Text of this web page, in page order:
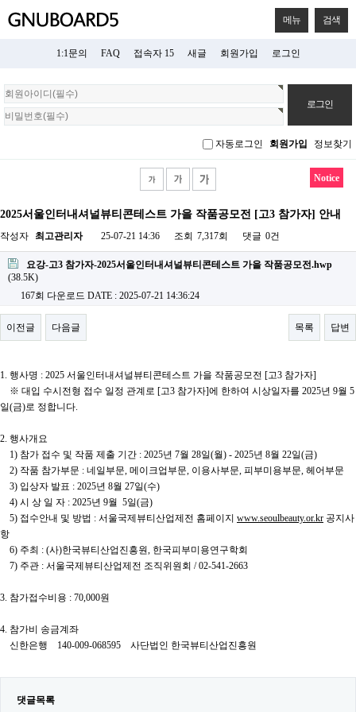
메뉴 검색
1:1문의 FAQ 접속자 15 새글 회원가입 로그인
회
원
로
자동로그인 회원가입 정보찾기
Notice
2025서울인터내셔널뷰티콘테스트 가을 작품공모전 [고3 참가자] 안내
작성자 최고관리자 25-07-21 14:36 조회 7,317회 댓글 0건
요강-고3 참가자-2025서울인터내셔널뷰티콘테스트 가을 작품공모전.hwp
(38.5K)
167회 다운로드 DATE : 2025-07-21 14:36:24
이전글 다음글 목록 답변
1. 행사명 : 2025 서울인터내셔널뷰티콘테스트 가을 작품공모전 [고3 참가자]
※ 대입 수시전형 접수 일정 관계로 [고3 참가자]에 한하여 시상일자를 2025년 9월 5
일(금)로 정합니다.
2. 행사개요
1) 참가 접수 및 작품 제출 기간 : 2025년 7월 28일(월) - 2025년 8월 22일(금)
2) 작품 참가부문 : 네일부문, 메이크업부문, 이용사부문, 피부미용부문, 헤어부문
3) 입상자 발표 : 2025년 8월 27일(수)
4) 시 상 일 자 : 2025년 9월 5일(금)
5) 접수안내 및 방법 : 서울국제뷰티산업제전 홈페이지 www.seoulbeauty.or.kr 공지사
항
6) 주최 : (사)한국뷰티산업진흥원, 한국피부미용연구학회
7) 주관 : 서울국제뷰티산업제전 조직위원회 / 02-541-2663
3. 참가접수비용 : 70,000원
4. 참가비 송금계좌
신한은행 140-009-068595 사단법인 한국뷰티산업진흥원
댓글목록